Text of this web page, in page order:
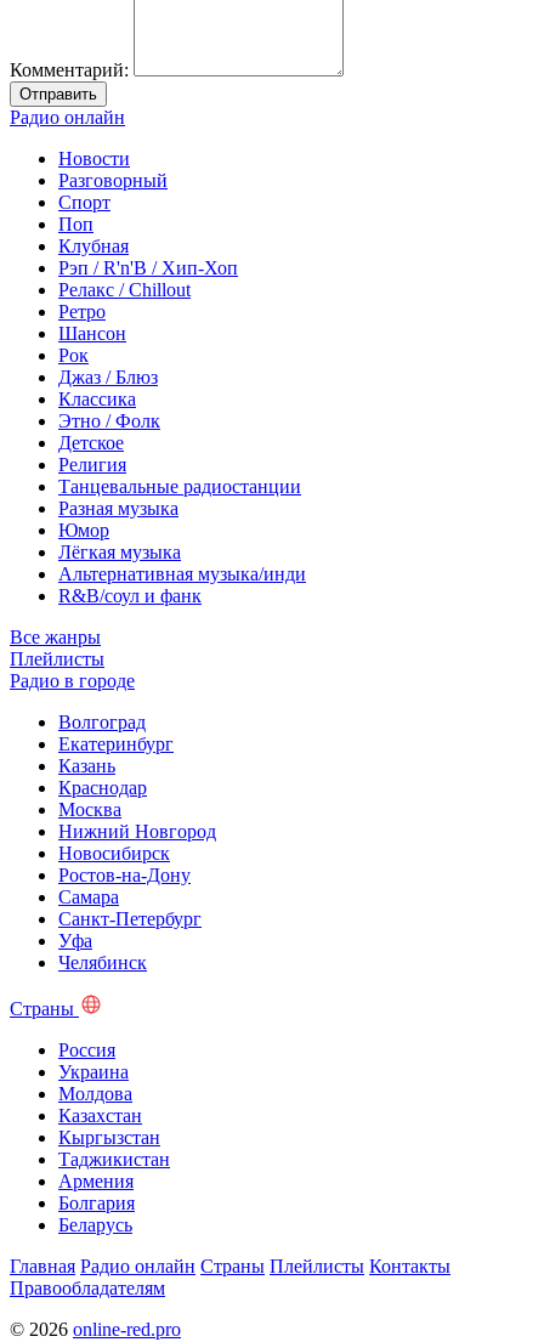
Комментарий:
Отправить
Радио онлайн
Новости
Разговорный
Спорт
Поп
Клубная
Рэп / R'n'B / Хип-Хоп
Релакс / Chillout
Ретро
Шансон
Рок
Джаз / Блюз
Классика
Этно / Фолк
Детское
Религия
Танцевальные радиостанции
Разная музыка
Юмор
Лёгкая музыка
Альтернативная музыка/инди
R&B/cоул и фанк
Все жанры
Плейлисты
Радио в городе
Волгоград
Екатеринбург
Казань
Краснодар
Москва
Нижний Новгород
Новосибирск
Ростов-на-Дону
Самара
Санкт-Петербург
Уфа
Челябинск
Страны
Россия
Украина
Молдова
Казахстан
Кыргызстан
Таджикистан
Армения
Болгария
Беларусь
Главная Радио онлайн Страны Плейлисты Контакты
Правообладателям
© 2026 online-red.pro